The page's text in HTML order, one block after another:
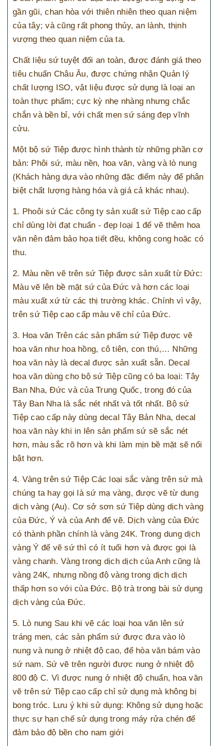
gần gũi, chan hòa với thiên nhiên theo quan niệm
của tây; và cũng rất phong thủy, an lành, thịnh
vượng theo quan niệm của ta.
Chất liệu sứ tuyệt đối an toàn, được đánh giá theo
tiêu chuẩn Châu Âu, được chứng nhận Quản lý
chất lượng ISO, vật liệu được sử dụng là loại an
toàn thực phẩm; cực kỳ nhẹ nhàng nhưng chắc
chắn và bền bỉ, với chất men sứ sáng đẹp vĩnh
cửu.
Một bộ sứ Tiệp được hình thành từ những phần cơ
bản: Phôi sứ, màu nền, hoa văn, vàng và lò nung
(Khách hàng dựa vào những đặc điểm này để phân
biệt chất lượng hàng hóa và giá cả khác nhau).
1. Phoôi sứ Các công ty sản xuất sứ Tiệp cao cấp
chỉ dùng lời đạt chuẩn - đẹp loại 1 để vẽ thêm hoa
văn nên đảm bảo họa tiết đều, không cong hoặc có
thu.
2. Màu nền vẽ trên sứ Tiệp được sản xuất từ ​​Đức:
Màu vẽ lên bề mặt sứ của Đức và hơn các loại
màu xuất xứ từ các thị trường khác. Chính vì vậy,
trên sứ Tiệp cao cấp màu vẽ chỉ của Đức.
3. Hoa văn Trên các sản phẩm sứ Tiệp được vẽ
hoa văn như hoa hồng, cô tiên, con thú,… Những
hoa văn này là decal được sản xuất sẵn. Decal
hoa văn dùng cho bộ sứ Tiệp cũng có ba loại: Tây
Ban Nha, Đức và của Trung Quốc, trong đó của
Tây Ban Nha là sắc nét nhất và tốt nhất. Bộ sứ
Tiệp cao cấp này dùng decal Tây Bản Nha, decal
hoa văn này khi in lên sản phẩm sứ sẽ sắc nét
hơn, màu sắc rõ hơn và khi làm mịn bề mặt sẽ nổi
bật hơn.
4. Vàng trên sứ Tiệp Các loại sắc vàng trên sứ mà
chúng ta hay gọi là sứ mạ vàng, được vẽ từ dung
dịch vàng (Au). Cơ sở sơn sứ Tiệp dùng dịch vàng
của Đức, Ý và của Anh để vẽ. Dịch vàng của Đức
có thành phần chính là vàng 24K. Trong dung dịch
vàng Ý để vẽ sứ thì có ít tuổi hơn và được gọi là
vàng chanh. Vàng trong dịch dịch của Anh cũng là
vàng 24K, nhưng nồng độ vàng trong dịch dịch
thấp hơn so với của Đức. Bộ trà trong bài sử dụng
dịch vàng của Đức.
5. Lò nung Sau khi vẽ các loại hoa văn lên sứ
tráng men, các sản phẩm sứ được đưa vào lò
nung và nung ở nhiệt độ cao, để hòa văn bám vào
sứ nam. Sứ vẽ trên người được nung ở nhiệt độ
800 độ C. Vì được nung ở nhiệt độ chuẩn, hoa văn
vẽ trên sứ Tiệp cao cấp chỉ sử dụng mà không bị
bong tróc. Lưu ý khi sử dụng: Không sử dụng hoặc
thực sự hạn chế sử dụng trong máy rửa chén để
đảm bảo độ bền cho nam giới